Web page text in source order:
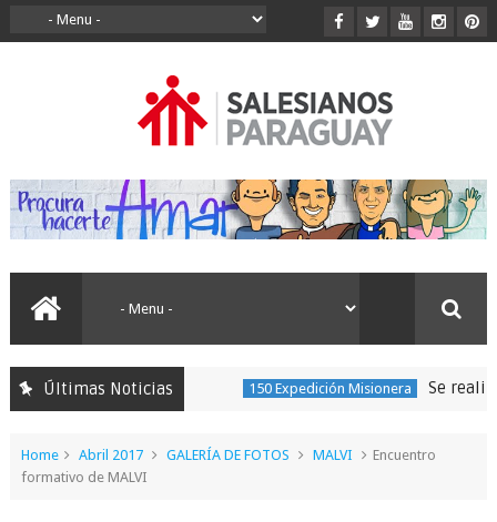
Últimas Noticias 150 Expedición Misionera Se realizó la
Home Abril 2017 GALERÍA DE FOTOS MALVI
Encuentro
formativo de MALVI